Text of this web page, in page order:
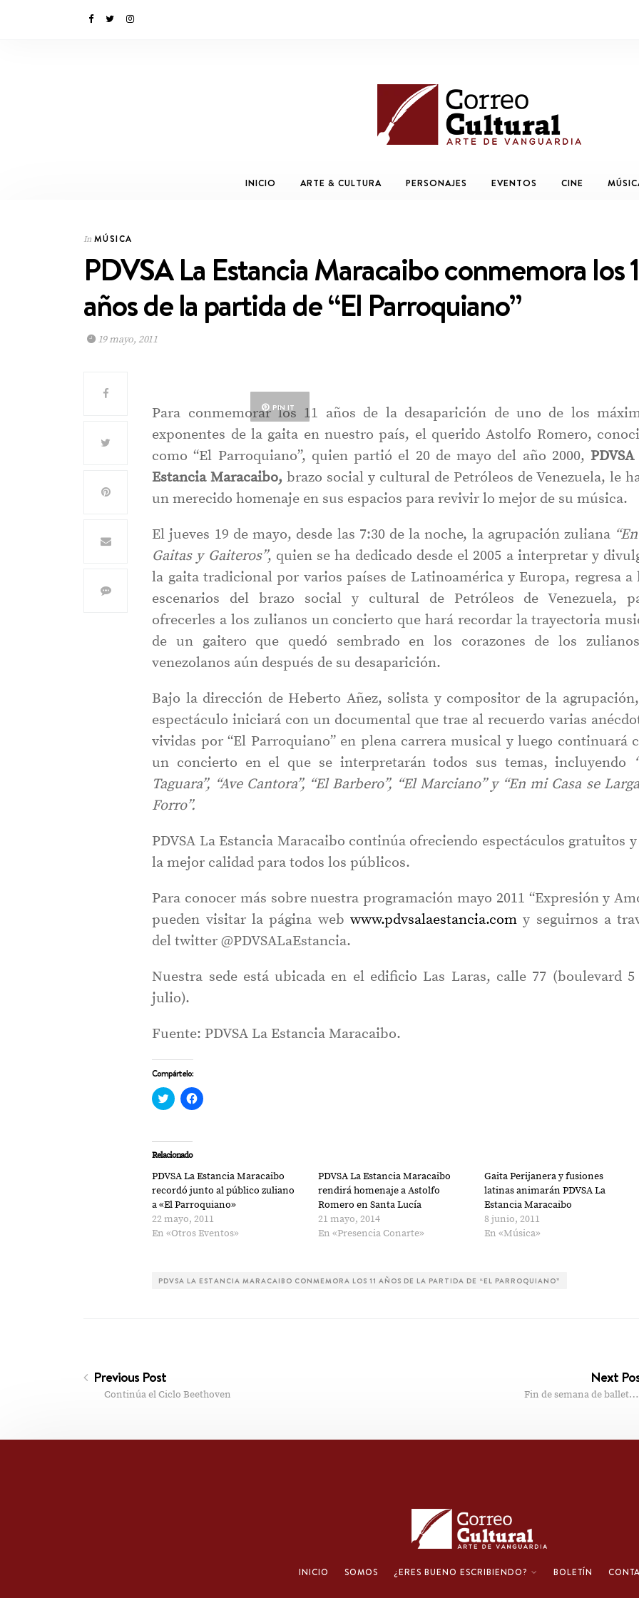
INICIO ARTE & CULTURA PERSONAJES EVENTOS CINE
In MÚSICA
PDVSA La Estancia Maracaibo conmemora los
años de la partida de “El Parroquiano”
19 mayo, 2011
PIN IT
Para conmemorar los 11 años de la desaparición de uno de los
exponentes de la gaita en nuestro país, el querido Astolfo Romero,
como “El Parroquiano”, quien partió el 20 de mayo del año 2000,
Estancia Maracaibo, brazo social y cultural de Petróleos de Venezuela, le
un merecido homenaje en sus espacios para revivir lo mejor de su música.
El jueves 19 de mayo, desde las 7:30 de la noche, la agrupación zuliana
Gaitas y Gaiteros”, quien se ha dedicado desde el 2005 a interpretar y
la gaita tradicional por varios países de Latinoamérica y Europa, regresa a
escenarios del brazo social y cultural de Petróleos de Venezuela,
ofrecerles a los zulianos un concierto que hará recordar la trayectoria
de un gaitero que quedó sembrado en los corazones de los
venezolanos aún después de su desaparición.
Bajo la dirección de Heberto Añez, solista y compositor de la
espectáculo iniciará con un documental que trae al recuerdo varias
vividas por “El Parroquiano” en plena carrera musical y luego continuará
un concierto en el que se interpretarán todos sus temas, incluyendo
Taguara”, “Ave Cantora”, “El Barbero”, “El Marciano” y “En mi Casa se
Forro”.
PDVSA La Estancia Maracaibo continúa ofreciendo espectáculos gratuitos
la mejor calidad para todos los públicos.
Para conocer más sobre nuestra programación mayo 2011 “Expresión y
pueden visitar la página web www.pdvsalaestancia.comy seguirnos a
del twitter @PDVSALaEstancia.
Nuestra sede está ubicada en el edificio Las Laras, calle 77 (boulevard 5
julio).
Fuente: PDVSA La Estancia Maracaibo.
Compártelo:
Haz
clic
Twitter
(Se
abre
en
una
ventana
nueva)
Haz
clic
en
una
ventana
nueva)
Relacionado
PDVSA La Estancia Maracaibo
recordó junto al público zuliano
a «El Parroquiano»
22 mayo, 2011
En «Otros Eventos»
PDVSA La Estancia Maracaibo
rendirá homenaje a Astolfo
Romero en Santa Lucía
21 mayo, 2014
En «Presencia Conarte»
Gaita Perijanera y fusiones
latinas animarán PDVSA La
Estancia Maracaibo
8 junio, 2011
En «Música»
PDVSA LA ESTANCIA MARACAIBO CONMEMORA LOS 11 AÑOS DE LA PARTIDA DE “EL PARROQUIANO”
Previous Post
Continúa el Ciclo Beethoven
Next
Fin de semana de ballet…
INICIO SOMOS ¿ERES BUENO ESCRIBIENDO? BOLETÍN